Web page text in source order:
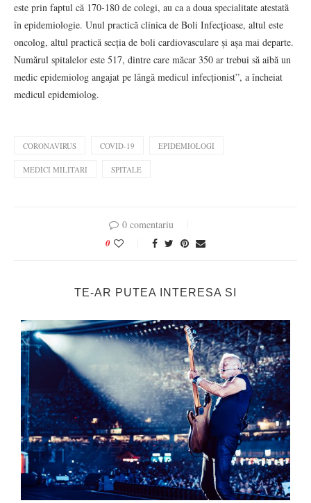
este prin faptul că 170-180 de colegi, au ca a doua specialitate atestată
în epidemiologie. Unul practică clinica de Boli Infecțioase, altul este
oncolog, altul practică secția de boli cardiovasculare și așa mai departe.
Numărul spitalelor este 517, dintre care măcar 350 ar trebui să aibă un
medic epidemiolog angajat pe lângă medicul infecționist”, a încheiat
medicul epidemiolog.
CORONAVIRUS COVID-19 EPIDEMIOLOGI
MEDICI MILITARI SPITALE
0 comentariu
0
TE-AR PUTEA INTERESA SI